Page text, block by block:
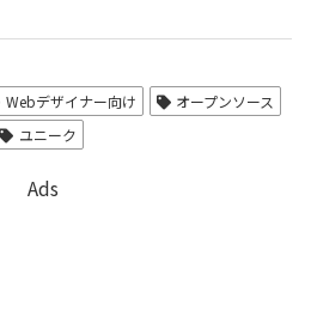
Webデザイナー向け
オープンソース
ユニーク
Ads